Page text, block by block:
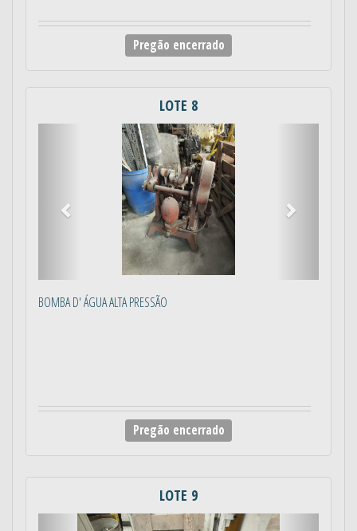
Pregão encerrado
LOTE 8
BOMBA D' ÁGUA ALTA PRESSÃO
Pregão encerrado
LOTE 9
Anterior